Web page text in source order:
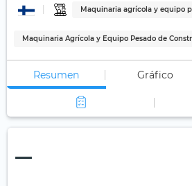
Maquinaria agrícola y equipo
Maquinaria Agrícola y Equipo Pesado de
Resumen Gráfico
—